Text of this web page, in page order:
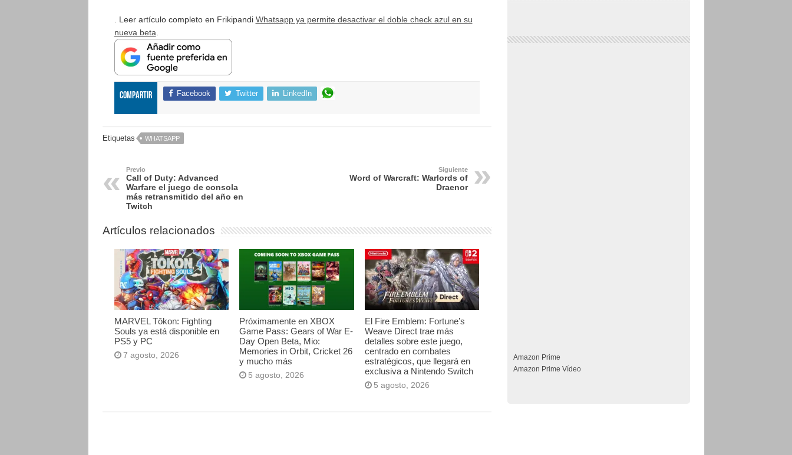
. Leer artículo completo en Frikipandi Whatsapp ya permite desactivar el doble check azul en su
nueva beta
Compartir Facebook Twitter LinkedIn
Etiquetas WHATSAPP
Previo
Call of Duty: Advanced
Warfare el juego de consola
más retransmitido del año en
Twitch
Siguiente
Word of Warcraft: Warlords of
Draenor
Artículos relacionados
MARVEL Tōkon: Fighting
Souls ya está disponible en
PS5 y PC
7 agosto, 2026
Próximamente en XBOX
Game Pass: Gears of War E-
Day Open Beta, Mio:
Memories in Orbit, Cricket 26
y mucho más
5 agosto, 2026
El Fire Emblem: Fortune’s
Weave Direct trae más
detalles sobre este juego,
centrado en combates
estratégicos, que llegará en
exclusiva a Nintendo Switch
5 agosto, 2026
Amazon Prime
Amazon Prime Vídeo